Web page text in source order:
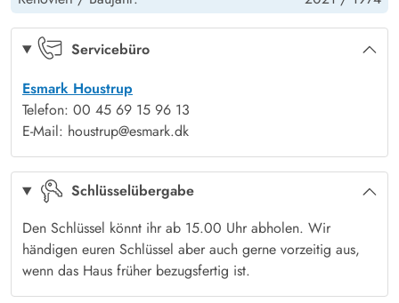
Die beiden Schlafzimmer bieten angenehme Rückzugsorte für
erholsame Nächte. Das eine ist mit 1 Doppelbett ausgestattet,
Schlafplatz findet.
Das Badezimmer überzeugt mit praktischen, modernen
Annehmlichkeiten. Dusche, Waschmaschine und Trockner
sorgen dafür, dass ihr euch rundum wohlfühlt und keine
Wünsche offen bleiben.
Eingezäunter Außenbereich im Mosevænget 11
Der Außenbereich eures Ferienhauses in Bork Havn ist der
perfekte Ort, um die frische Luft zu genießen und
unvergessliche Momente zu erleben. Das eingezäunte
Servicebüro
Esmark Houstrup
Telefon: 00 45 69 15 96 13
E-Mail: houstrup@esmark.dk
Schlüsselübergabe
Den Schlüssel könnt ihr ab 15.00 Uhr abholen. Wir
händigen euren Schlüssel aber auch gerne vorzeitig aus,
wenn das Haus früher bezugsfertig ist.